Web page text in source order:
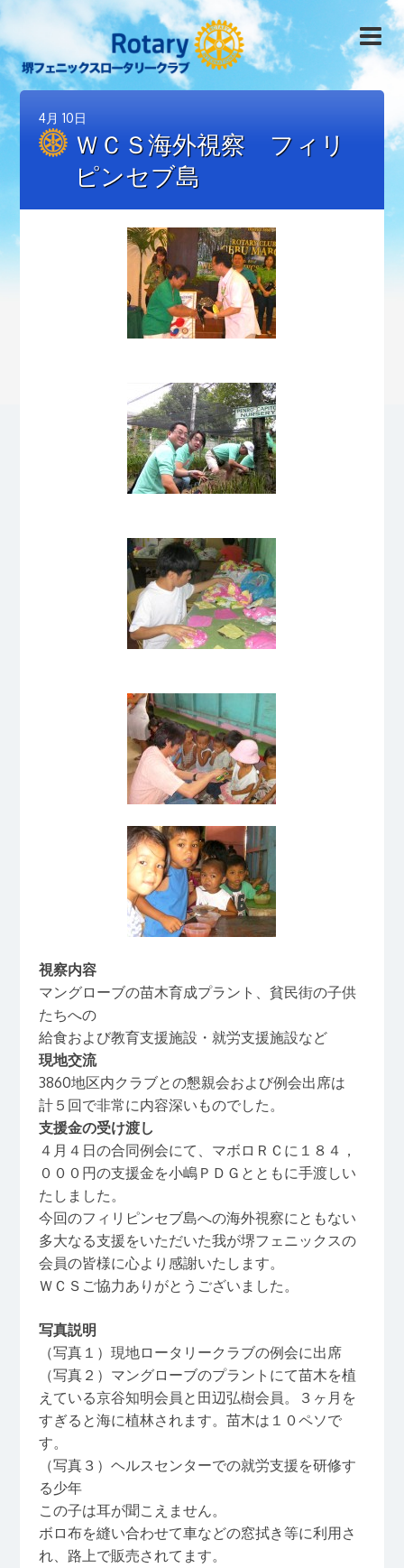
4月 10日
ＷＣＳ海外視察 フィリ
ピンセブ島
視察内容
マングローブの苗木育成プラント、貧民街の子供
たちへの
給食および教育支援施設・就労支援施設など
現地交流
3860地区内クラブとの懇親会および例会出席は
計５回で非常に内容深いものでした。
支援金の受け渡し
４月４日の合同例会にて、マボロＲＣに１８４，
０００円の支援金を小嶋ＰＤＧとともに手渡しい
たしました。
今回のフィリピンセブ島への海外視察にともない
多大なる支援をいただいた我が堺フェニックスの
会員の皆様に心より感謝いたします。
ＷＣＳご協力ありがとうございました。
写真説明
（写真１）現地ロータリークラブの例会に出席
（写真２）マングローブのプラントにて苗木を植
えている京谷知明会員と田辺弘樹会員。３ヶ月を
すぎると海に植林されます。苗木は１０ペソで
す。
（写真３）ヘルスセンターでの就労支援を研修す
る少年
この子は耳が聞こえません。
ボロ布を縫い合わせて車などの窓拭き等に利用さ
れ、路上で販売されてます。